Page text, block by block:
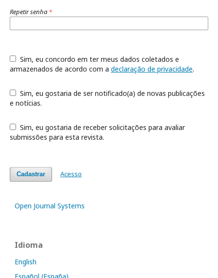
Repetir senha *
armazenados de acordo com a declaração de privacidade.
e notícias.
submissões para esta revista.
Cadastrar Acesso
Open Journal Systems
Idioma
English